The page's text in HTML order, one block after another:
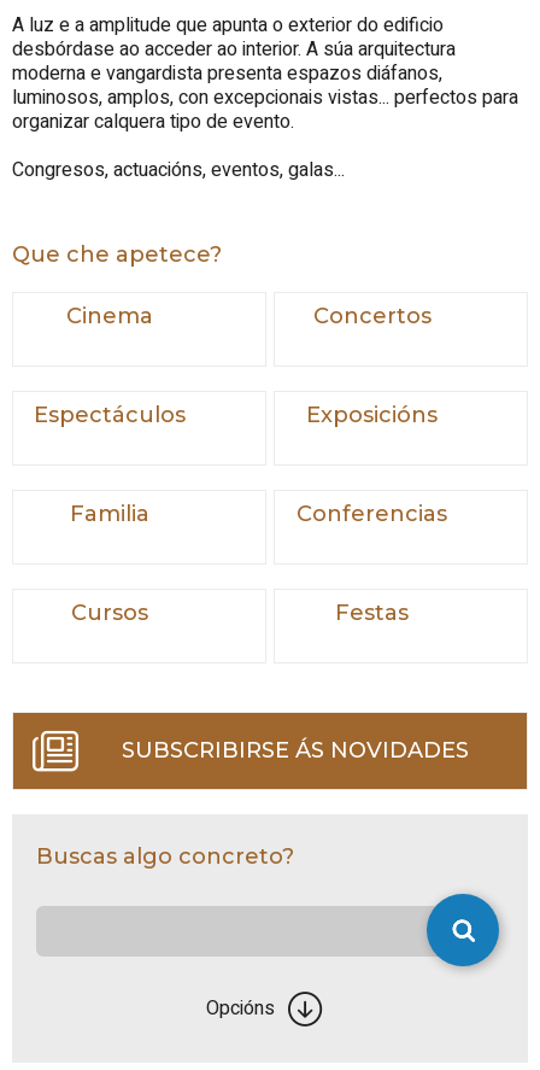
A luz e a amplitude que apunta o exterior do edificio
desbórdase ao acceder ao interior. A súa arquitectura
moderna e vangardista presenta espazos diáfanos,
luminosos, amplos, con excepcionais vistas... perfectos para
organizar calquera tipo de evento.
Congresos, actuacións, eventos, galas...
Que che apetece?
Cinema Concertos
Espectáculos Exposicións
Familia Conferencias
Cursos Festas
SUBSCRIBIRSE ÁS NOVIDADES
Buscas algo concreto?
Opcións